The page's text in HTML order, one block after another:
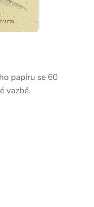
papíru se 60
vazbě.